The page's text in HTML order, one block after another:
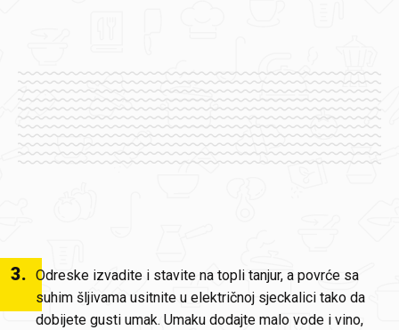
3. Odreske izvadite i stavite na topli tanjur, a povrće sa
suhim šljivama usitnite u električnoj sjeckalici tako da
dobijete gusti umak. Umaku dodajte malo vode i vino,